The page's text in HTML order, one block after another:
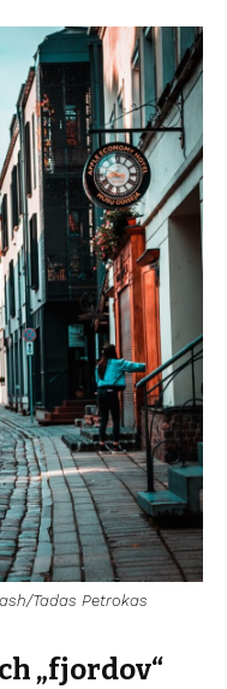
Tadas Petrokas
„fjordov“